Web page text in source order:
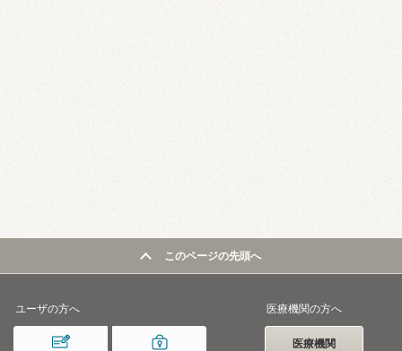
このページの先頭へ
ユーザの方へ 医療機関の方へ
医療機関